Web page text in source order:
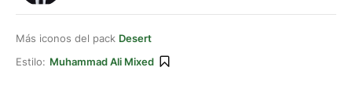
Más iconos del pack Desert
Estilo: Muhammad Ali Mixed